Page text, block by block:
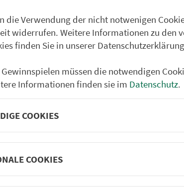
in Roth.
1.100 Linien.
Frei­zeit-Tipps
die Verwendung der nicht notwenigen
widerrufen. Weitere Informationen zu den
finden Sie in unserer
müssen die notwendigen
Informationen finden sie im Datenschutz.
COOKIES
COOKIES